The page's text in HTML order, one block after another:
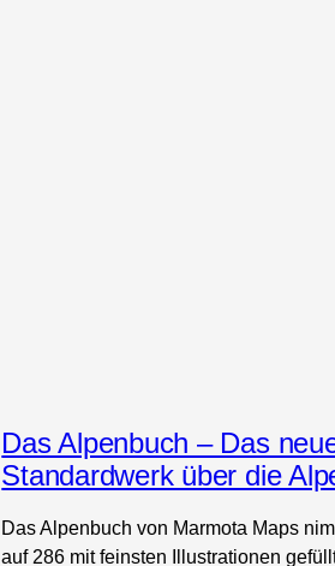
Das Alpenbuch – Das
Standardwerk über die
Das Alpenbuch von Marmota Maps
auf 286 mit feinsten Illustrationen